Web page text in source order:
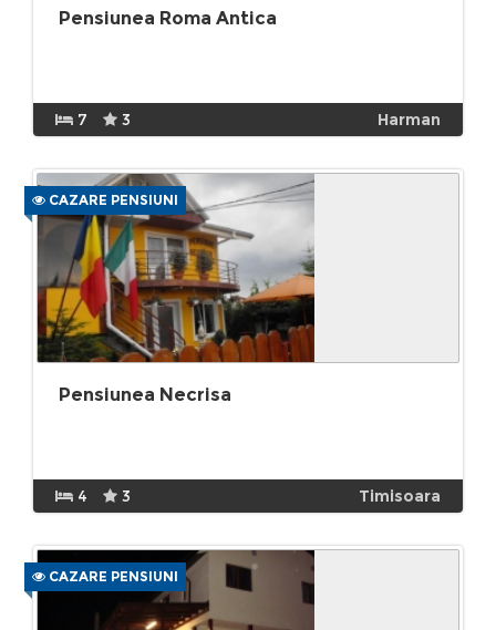
Pensiunea Roma Antica
7 3 Harman
CAZARE PENSIUNI
Pensiunea Necrisa
4 3 Timisoara
CAZARE PENSIUNI